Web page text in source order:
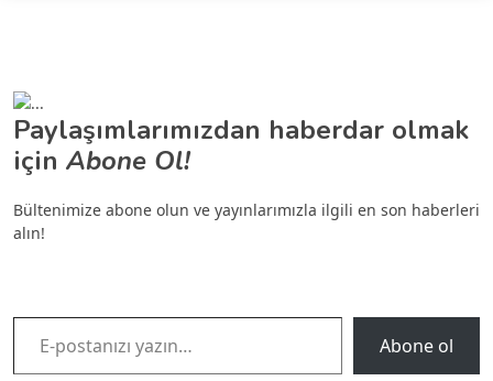
Paylaşımlarımızdan haberdar olmak
için Abone Ol!
Bültenimize abone olun ve yayınlarımızla ilgili en son haberleri
alın!
E-postanızı yazın…
Abone ol